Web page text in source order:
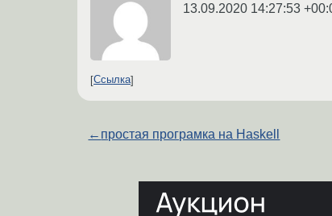
13.09.2020 14:27:53
Ссылка
← простая програмка на Haskell